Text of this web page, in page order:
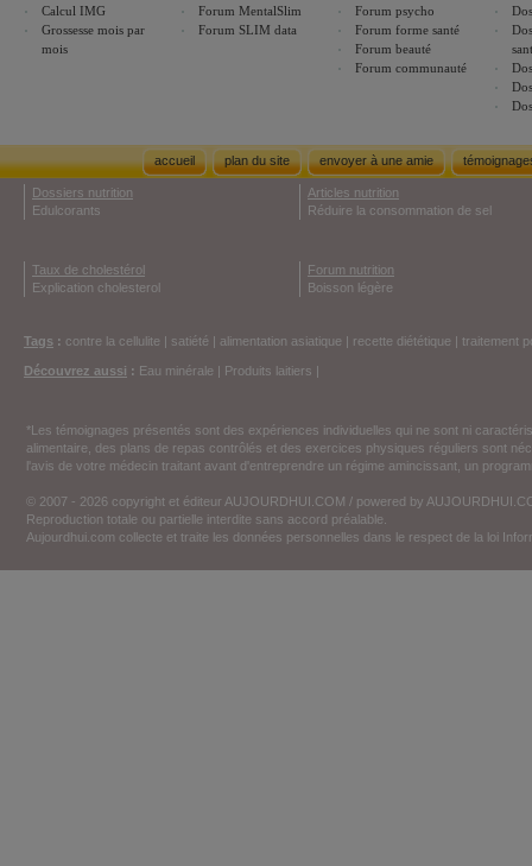
Calcul IMG
Grossesse mois par
mois
Forum MentalSlim
Forum SLIM data
Forum psycho
Forum forme santé
Forum beauté
Forum communauté
accueil plan du site envoyer à une amie
Dossiers nutrition
Edulcorants
Articles nutrition
Réduire la consommation de sel
Taux de cholestérol
Explication cholesterol
Forum nutrition
Boisson légère
Tags : contre la cellulite | satiété | alimentation asiatique | recette diététique | traitement
Découvrez aussi : Eau minérale | Produits laitiers |
*Les témoignages présentés sont des expériences individuelles qui ne sont ni
alimentaire, des plans de repas contrôlés et des exercices physiques réguliers sont
l'avis de votre médecin traitant avant d'entreprendre un régime amincissant, un
© 2007 - 2026 copyright et éditeur AUJOURDHUI.COM / powered by
Reproduction totale ou partielle interdite sans accord préalable.
Aujourdhui.com collecte et traite les données personnelles dans le respect de la loi